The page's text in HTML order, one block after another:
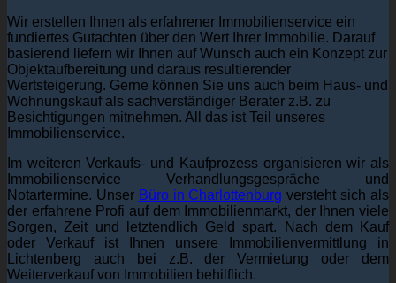
Wir erstellen Ihnen als erfahrener Immobilienservice ein
fundiertes Gutachten über den Wert Ihrer Immobilie. Darauf
basierend liefern wir Ihnen auf Wunsch auch ein Konzept zur
Objektaufbereitung und daraus resultierender
Wertsteigerung. Gerne können Sie uns auch beim Haus- und
Wohnungskauf als sachverständiger Berater z.B. zu
Besichtigungen mitnehmen. All das ist Teil unseres
Immobilienservice.
Im weiteren Verkaufs- und Kaufprozess organisieren wir als
Immobilienservice Verhandlungsgespräche und
Notartermine. Unser Büro in Charlottenburg versteht sich als
der erfahrene Profi auf dem Immobilienmarkt, der Ihnen viele
Sorgen, Zeit und letztendlich Geld spart. Nach dem Kauf
oder Verkauf ist Ihnen unsere Immobilienvermittlung in
Lichtenberg auch bei z.B. der Vermietung oder dem
Weiterverkauf von Immobilien behilflich.